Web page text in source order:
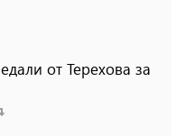
от Терехова за